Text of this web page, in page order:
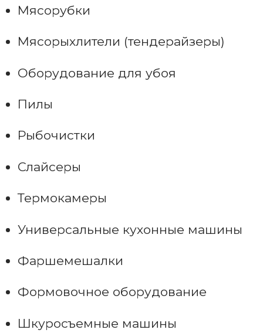
Мясорубки
Мясорыхлители (тендерайзеры)
Оборудование для убоя
Пилы
Рыбочистки
Слайсеры
Термокамеры
Универсальные кухонные машины
Фаршемешалки
Формовочное оборудование
Шкуросъемные машины